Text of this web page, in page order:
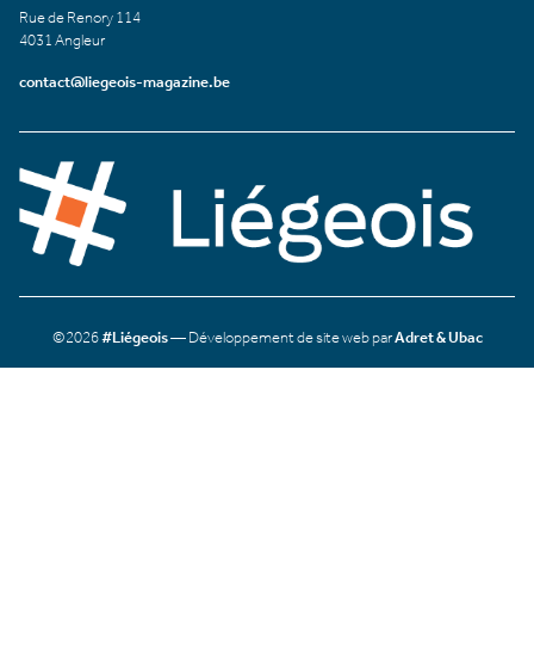
Rue de Renory 114
4031 Angleur
contact@liegeois-magazine.be
©2026#Liégeois— Développement de site web parAdret & Ubac